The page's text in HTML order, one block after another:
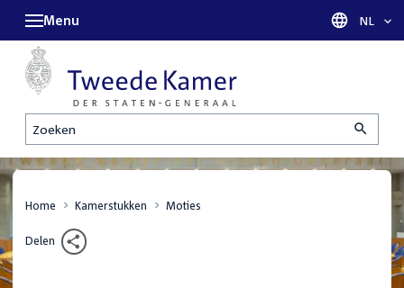
Zoeken
Menu Taal
NL
Home Kamerstukken Moties
Delen